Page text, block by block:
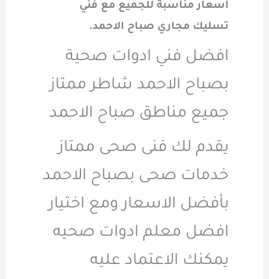
أسعار مناسبة للجميع مع فني
تسليك مجاري صباح الاحمد.
افضل فني ادوات صحية
بصباح الاحمد شاطر ممتاز
جميع مناطق صباح الاحمد
يقدم لك فنى صحى ممتاز
خدمات صحى بصباح الاحمد
بأفضل الاسعار ومع اختيار
افضل معلم ادوات صحيه
يمكنك الاعتماد عليه